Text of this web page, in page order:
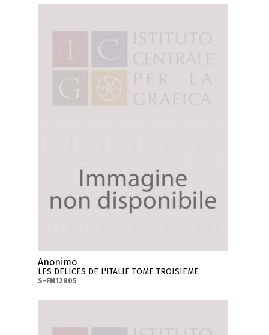
Anonimo
LES DELICES DE L'ITALIE TOME TROISIEME
S-FN12805